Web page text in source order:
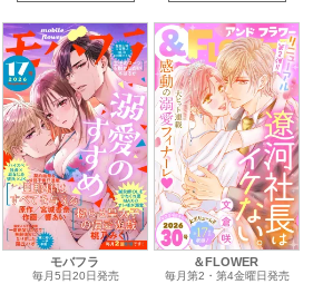
モバフラ
毎月5日20日発売
＆FLOWER
毎月第2・第4金曜日発売